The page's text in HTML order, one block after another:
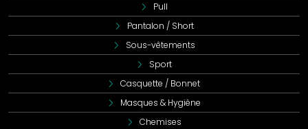
Pull
Pantalon / Short
Sous-vêtements
Sport
Casquette / Bonnet
Masques & Hygiène
Chemises